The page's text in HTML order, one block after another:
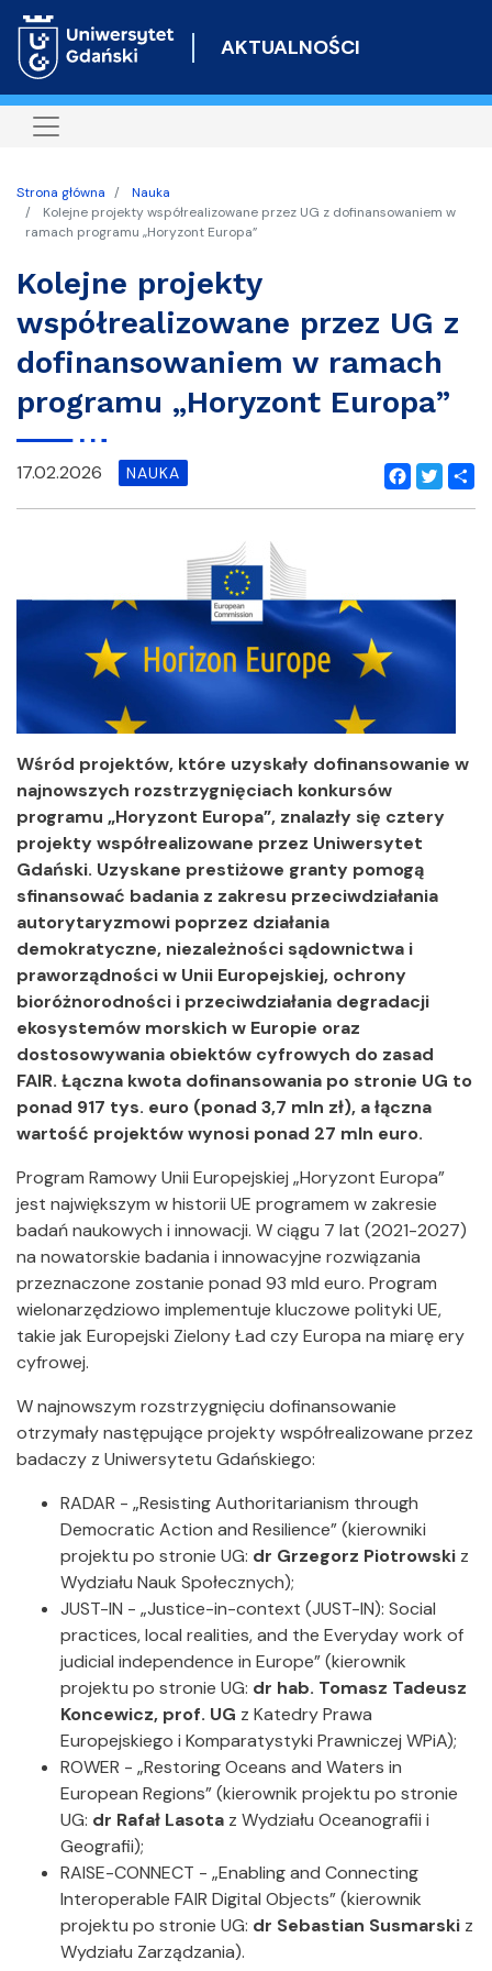
do
AKTUALNOŚCI
Strona główna
Nauka
Kolejne projekty współrealizowane przez UG z dofinansowaniem w
ramach programu „Horyzont Europa”
Kolejne projekty
współrealizowane przez UG z
dofinansowaniem w ramach
programu „Horyzont Europa”
Facebook
Twitter
17.02.2026 NAUKA
Wśród projektów, które uzyskały dofinansowanie w
najnowszych rozstrzygnięciach konkursów
programu „Horyzont Europa”, znalazły się cztery
projekty współrealizowane przez Uniwersytet
Gdański. Uzyskane prestiżowe granty pomogą
sfinansować badania z zakresu przeciwdziałania
autorytaryzmowi poprzez działania
demokratyczne, niezależności sądownictwa i
praworządności w Unii Europejskiej, ochrony
bioróżnorodności i przeciwdziałania degradacji
ekosystemów morskich w Europie oraz
dostosowywania obiektów cyfrowych do zasad
FAIR. Łączna kwota dofinansowania po stronie UG to
ponad 917 tys. euro (ponad 3,7 mln zł), a łączna
wartość projektów wynosi ponad 27 mln euro.
Program Ramowy Unii Europejskiej „Horyzont Europa”
jest największym w historii UE programem w zakresie
badań naukowych i innowacji. W ciągu 7 lat (2021-2027)
na nowatorskie badania i innowacyjne rozwiązania
przeznaczone zostanie ponad 93 mld euro. Program
wielonarzędziowo implementuje kluczowe polityki UE,
takie jak Europejski Zielony Ład czy Europa na miarę ery
cyfrowej.
W najnowszym rozstrzygnięciu dofinansowanie
otrzymały następujące projekty współrealizowane przez
badaczy z Uniwersytetu Gdańskiego:
RADAR - „Resisting Authoritarianism through
Democratic Action and Resilience” (kierowniki
projektu po stronie UG: dr Grzegorz Piotrowski z
Wydziału Nauk Społecznych);
JUST-IN - „Justice-in-context (JUST-IN): Social
practices, local realities, and the Everyday work of
judicial independence in Europe” (kierownik
projektu po stronie UG: dr hab. Tomasz Tadeusz
Koncewicz, prof. UG z Katedry Prawa
Europejskiego i Komparatystyki Prawniczej WPiA);
ROWER - „Restoring Oceans and Waters in
European Regions” (kierownik projektu po stronie
UG: dr Rafał Lasota z Wydziału Oceanografii i
Geografii);
RAISE-CONNECT - „Enabling and Connecting
Interoperable FAIR Digital Objects” (kierownik
projektu po stronie UG: dr Sebastian Susmarski z
Wydziału Zarządzania).